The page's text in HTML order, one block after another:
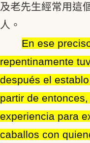
及老先生經常用這
人。
En ese
repentinamente
después el
partir de
experiencia para
caballos con